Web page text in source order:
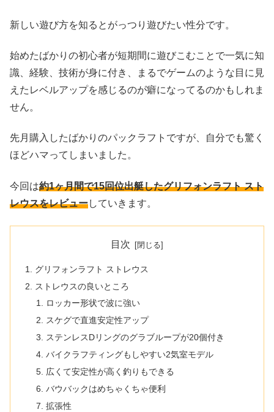
新しい遊び方を知るとがっつり遊びたい性分です。
始めたばかりの初心者が短期間に遊びこむことで一気に知
識、経験、技術が身に付き、まるでゲームのような目に見
えたレベルアップを感じるのが癖になってるのかもしれま
せん。
先月購入したばかりのパックラフトですが、自分でも驚く
ほどハマってしまいました。
今回は約1ヶ月間で15回位出艇したグリフォンラフト スト
レウスをレビューしていきます。
目次
グリフォンラフト ストレウス
ストレウスの良いところ
ロッカー形状で波に強い
スケグで直進安定性アップ
ステンレスDリングのグラブループが20個付き
バイクラフティングもしやすい2気室モデル
広くて安定性が高く釣りもできる
バウバックはめちゃくちゃ便利
拡張性